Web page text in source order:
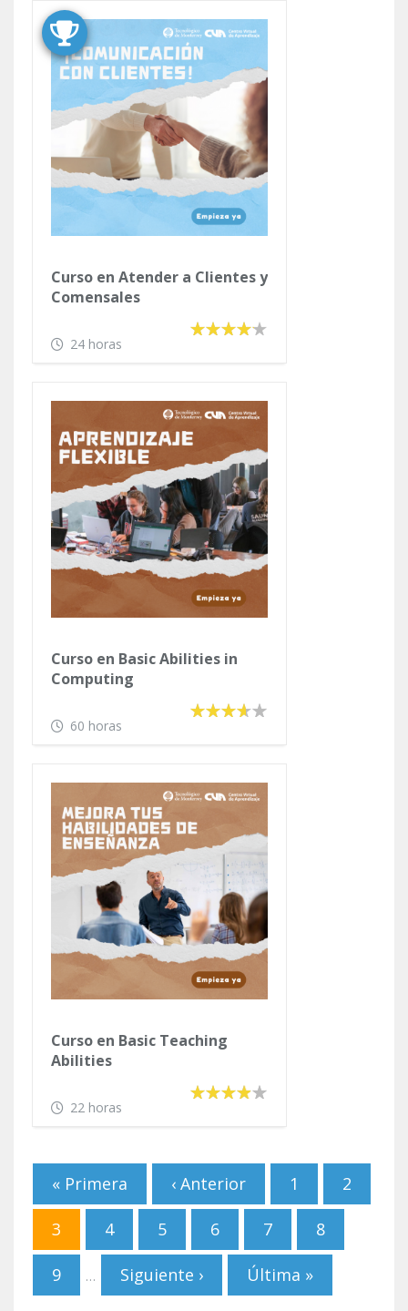
Curso en Atender a Clientes y
Comensales
24 horas
Curso en Basic Abilities in
Computing
60 horas
Curso en Basic Teaching
Abilities
22 horas
Páginas
« Primera ‹ Anterior 1 2
3 4 5 6 7 8
9 … Siguiente › Última »